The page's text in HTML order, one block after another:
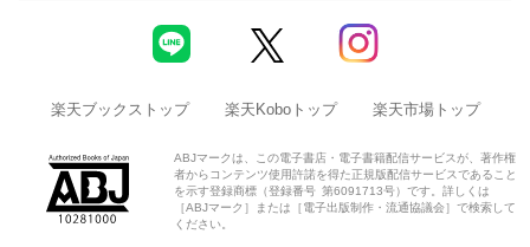
楽天ブックストップ 楽天Koboトップ 楽天市場トップ
ABJマークは、この電子書店・電子書籍配信サービスが、著作権
者からコンテンツ使用許諾を得た正規版配信サービスであること
を示す登録商標（登録番号 第6091713号）です。詳しくは
［ABJマーク］または［電子出版制作・流通協議会］で検索して
ください。